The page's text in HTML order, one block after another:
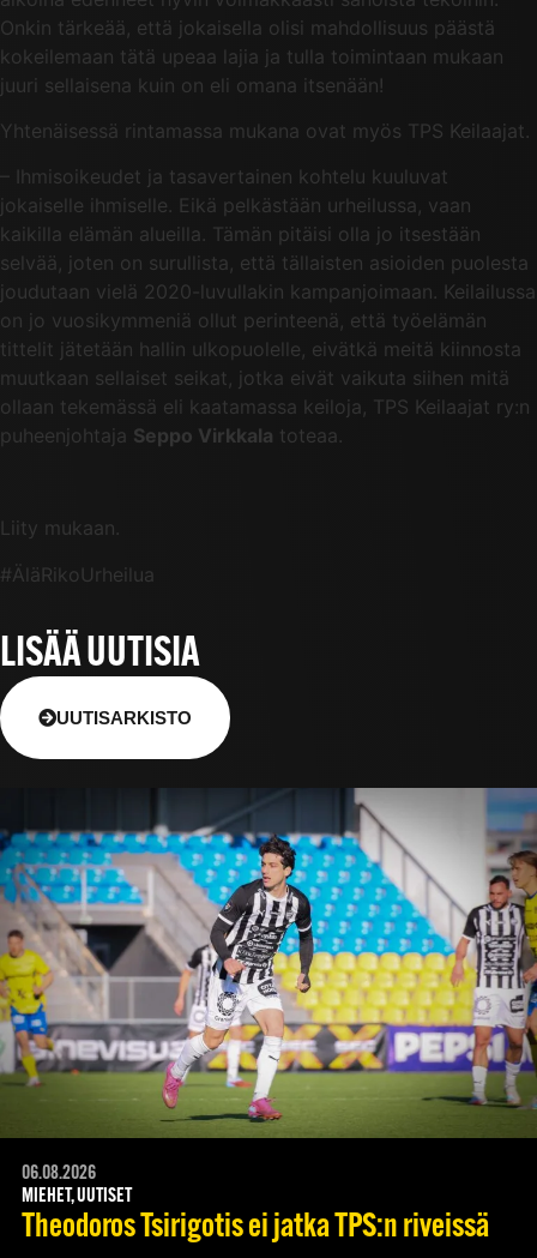
Onkin tärkeää, että jokaisella olisi mahdollisuus päästä
kokeilemaan tätä upeaa lajia ja tulla toimintaan mukaan
juuri sellaisena kuin on eli omana itsenään!
Yhtenäisessä rintamassa mukana ovat myös TPS Keilaajat.
– Ihmisoikeudet ja tasavertainen kohtelu kuuluvat
jokaiselle ihmiselle. Eikä pelkästään urheilussa, vaan
kaikilla elämän alueilla. Tämän pitäisi olla jo itsestään
selvää, joten on surullista, että tällaisten asioiden puolesta
joudutaan vielä 2020-luvullakin kampanjoimaan. Keilailussa
on jo vuosikymmeniä ollut perinteenä, että työelämän
tittelit jätetään hallin ulkopuolelle, eivätkä meitä kiinnosta
muutkaan sellaiset seikat, jotka eivät vaikuta siihen mitä
ollaan tekemässä eli kaatamassa keiloja, TPS Keilaajat ry:n
puheenjohtaja Seppo Virkkala toteaa.
Liity mukaan.
#ÄläRikoUrheilua
LISÄÄ UUTISIA
UUTISARKISTO
06.08.2026
MIEHET, UUTISET
Theodoros Tsirigotis ei jatka TPS:n riveissä